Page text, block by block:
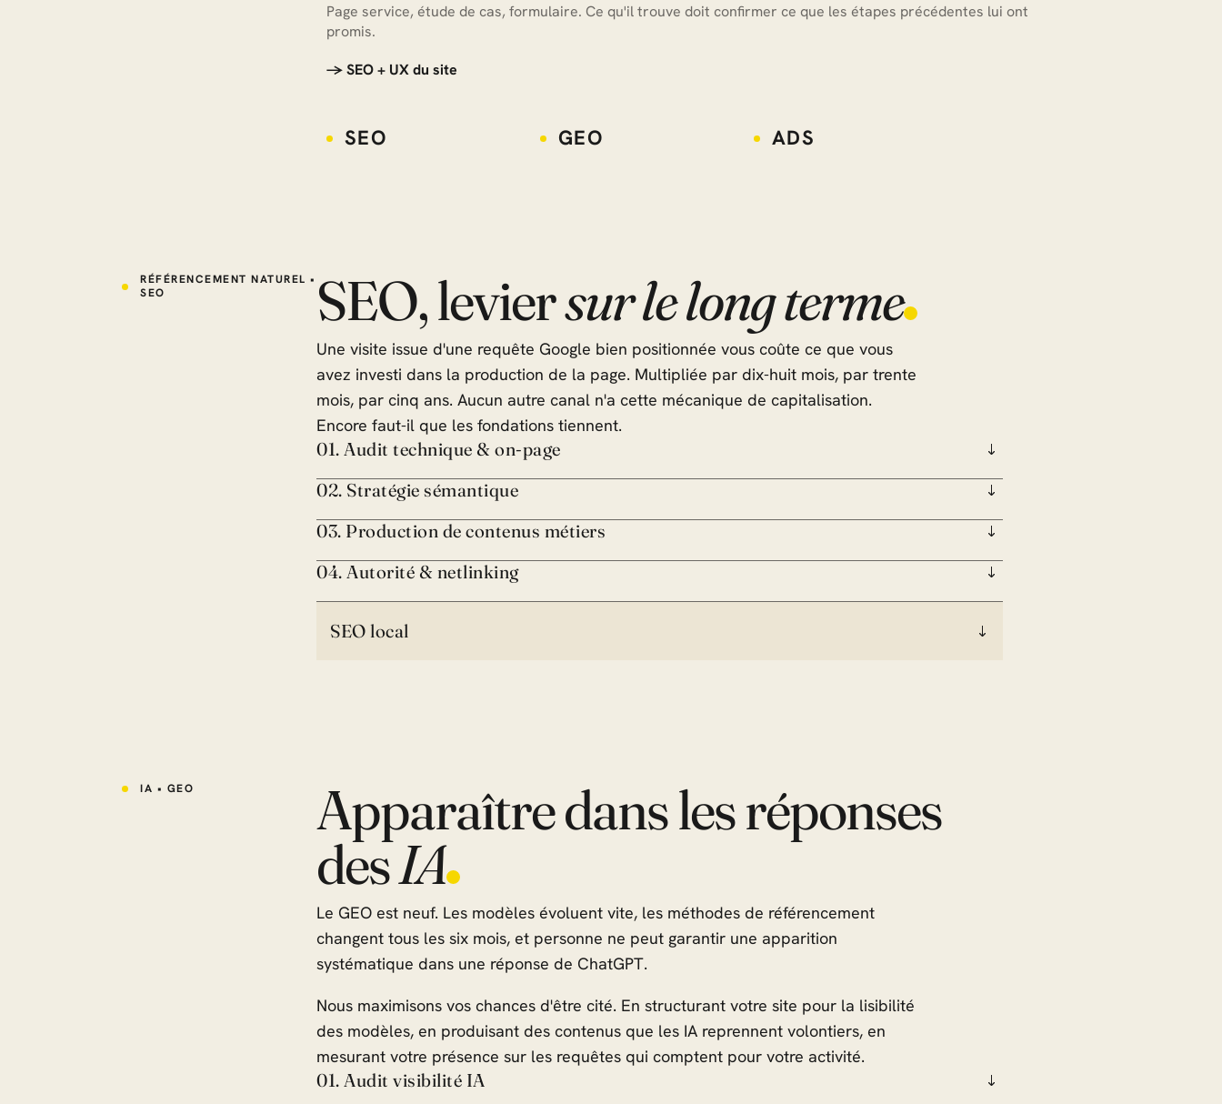
Page service, étude de cas, formulaire. Ce qu'il trouve doit confirmer ce que les étapes précédentes lui ont
promis.
→ SEO + UX du site
SEO GEO ADS
RÉFÉRENCEMENT NATUREL •
SEO
SEO, leviersur le long terme
Une visite issue d'une requête Google bien positionnée vous coûte ce que vous
avez investi dans la production de la page. Multipliée par dix-huit mois, par trente
mois, par cinq ans. Aucun autre canal n'a cette mécanique de capitalisation.
Encore faut-il que les fondations tiennent.
01. Audit technique & on-page
02. Stratégie sémantique
03. Production de contenus métiers
04. Autorité & netlinking
SEO local
IA • GEO
Apparaître dans les réponses
desIA
Le GEO est neuf. Les modèles évoluent vite, les méthodes de référencement
changent tous les six mois, et personne ne peut garantir une apparition
systématique dans une réponse de ChatGPT.
Nous maximisons vos chances d'être cité. En structurant votre site pour la lisibilité
des modèles, en produisant des contenus que les IA reprennent volontiers, en
mesurant votre présence sur les requêtes qui comptent pour votre activité.
01. Audit visibilité IA